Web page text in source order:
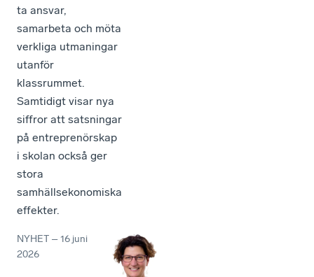
ta ansvar,
samarbeta och möta
verkliga utmaningar
utanför
klassrummet.
Samtidigt visar nya
siffror att satsningar
på entreprenörskap
i skolan också ger
stora
samhällsekonomiska
effekter.
NYHET –16 juni
2026